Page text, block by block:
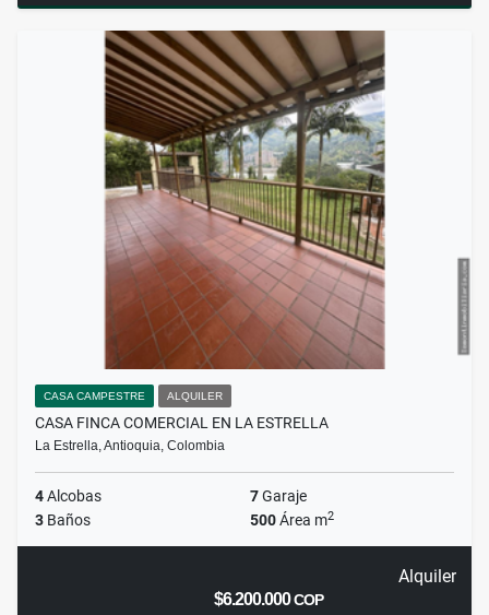
CASA CAMPESTRE ALQUILER
CASA FINCA COMERCIAL EN LA ESTRELLA
La Estrella, Antioquia, Colombia
4Alcobas 7Garaje
3 Baños 500Área m2
Alquiler
$6.200.000COP